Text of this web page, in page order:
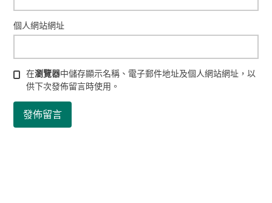
個人網站網址
在瀏覽器中儲存顯示名稱、電子郵件地址及個人網站網址，以
供下次發佈留言時使用。